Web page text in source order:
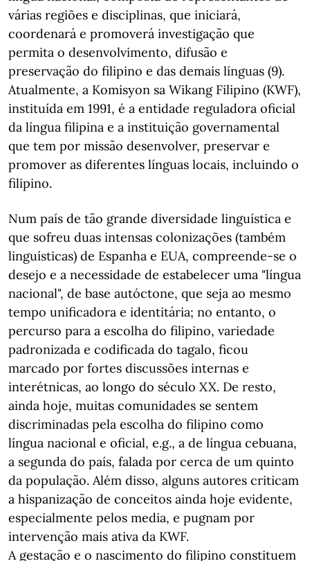
várias regiões e disciplinas, que iniciará,
coordenará e promoverá investigação que
permita o desenvolvimento, difusão e
preservação do filipino e das demais línguas (9).
Atualmente, a Komisyon sa Wikang Filipino (KWF),
instituída em 1991, é a entidade reguladora oficial
da língua filipina e a instituição governamental
que tem por missão desenvolver, preservar e
promover as diferentes línguas locais, incluindo o
filipino.
Num país de tão grande diversidade linguística e
que sofreu duas intensas colonizações (também
linguísticas) de Espanha e EUA, compreende-se o
desejo e a necessidade de estabelecer uma "língua
nacional", de base autóctone, que seja ao mesmo
tempo unificadora e identitária; no entanto, o
percurso para a escolha do filipino, variedade
padronizada e codificada do tagalo, ficou
marcado por fortes discussões internas e
interétnicas, ao longo do século XX. De resto,
ainda hoje, muitas comunidades se sentem
discriminadas pela escolha do filipino como
língua nacional e oficial, e.g., a de língua cebuana,
a segunda do país, falada por cerca de um quinto
da população. Além disso, alguns autores criticam
a hispanização de conceitos ainda hoje evidente,
especialmente pelos media, e pugnam por
intervenção mais ativa da KWF.
A gestação e o nascimento do filipino constituem